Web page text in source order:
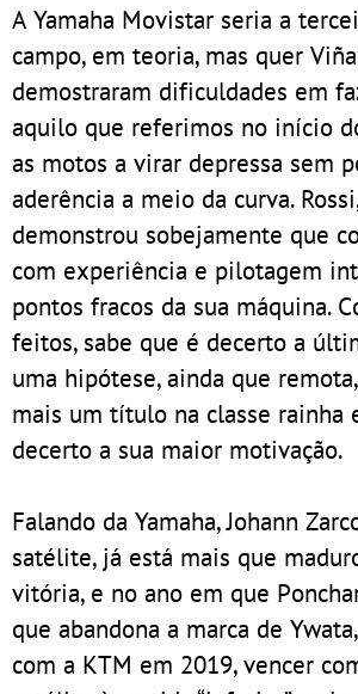
A Yamaha Movistar seria a
campo, em teoria, mas quer
demostraram dificuldades em
aquilo que referimos no início
as motos a virar depressa sem
aderência a meio da curva.
demonstrou sobejamente que
com experiência e pilotagem
pontos fracos da sua máquina.
feitos, sabe que é decerto a
uma hipótese, ainda que
mais um título na classe rainha
decerto a sua maior motivação.
Falando da Yamaha, Johann
satélite, já está mais que
vitória, e no ano em que
que abandona a marca de
com a KTM em 2019, vencer